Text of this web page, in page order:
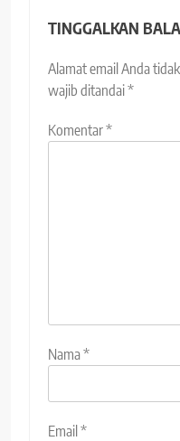
TINGGALKAN
Alamat email Anda
wajib ditandai*
Komentar*
Nama*
Email*